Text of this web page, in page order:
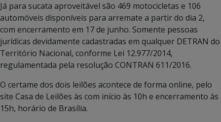
Já para sucata aproveitável são 469 motocicletas e 106
automóveis disponíveis para arremate a partir do dia 2,
com encerramento em 17 de junho. Somente pessoas
jurídicas devidamente cadastradas em qualquer DETRAN do
Território Nacional, conforme Lei 12.977/2014,
regulamentada pela resolução CONTRAN 611/2016.
O certame dos dois leilões acontece de forma online, pelo
site Casa de Leilões às com início às 10h e encerramento às
15h, horário de Brasília.